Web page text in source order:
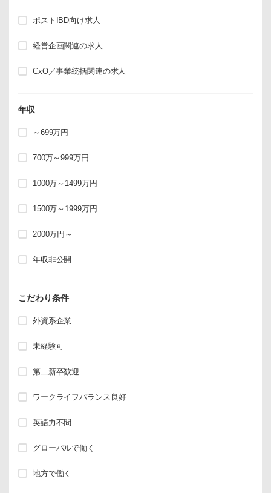
ポストIBD向け求人
経営企画関連の求人
CxO／事業統括関連の求人
年収
～699万円
700万～999万円
1000万～1499万円
1500万～1999万円
2000万円～
年収非公開
こだわり条件
外資系企業
未経験可
第二新卒歓迎
ワークライフバランス良好
英語力不問
グローバルで働く
地方で働く